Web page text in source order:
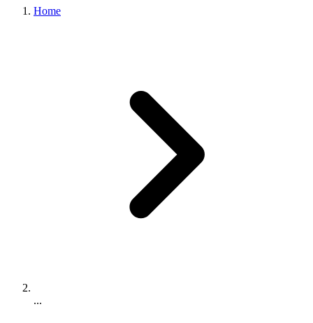
Home
...